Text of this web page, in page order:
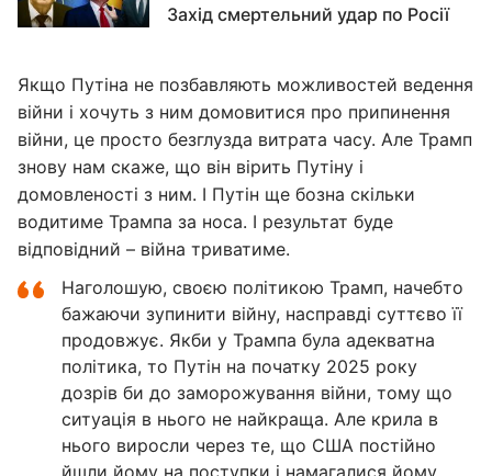
Захід смертельний удар по Росії
Якщо Путіна не позбавляють можливостей ведення
війни і хочуть з ним домовитися про припинення
війни, це просто безглузда витрата часу. Але Трамп
знову нам скаже, що він вірить Путіну і
домовленості з ним. І Путін ще бозна скільки
водитиме Трампа за носа. І результат буде
відповідний – війна триватиме.
Наголошую, своєю політикою Трамп, начебто
бажаючи зупинити війну, насправді суттєво її
продовжує. Якби у Трампа була адекватна
політика, то Путін на початку 2025 року
дозрів би до заморожування війни, тому що
ситуація в нього не найкраща. Але крила в
нього виросли через те, що США постійно
йшли йому на поступки і намагалися йому